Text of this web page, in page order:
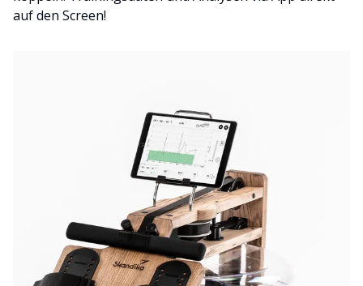
auf den Screen!